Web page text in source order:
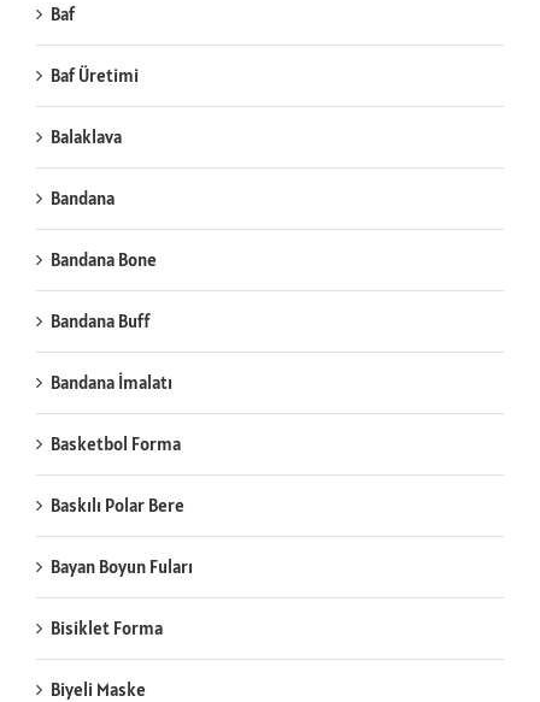
Baf
Baf Üretimi
Balaklava
Bandana
Bandana Bone
Bandana Buff
Bandana İmalatı
Basketbol Forma
Baskılı Polar Bere
Bayan Boyun Fuları
Bisiklet Forma
Biyeli Maske